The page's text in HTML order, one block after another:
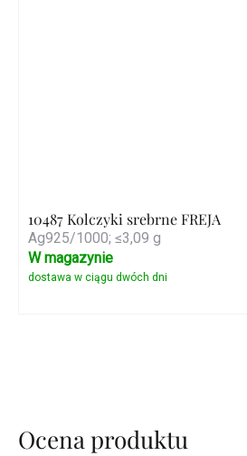
10487 Kolczyki srebrne FREJA
Ag925/1000; ≤3,09 g
W magazynie
Ocena produktu